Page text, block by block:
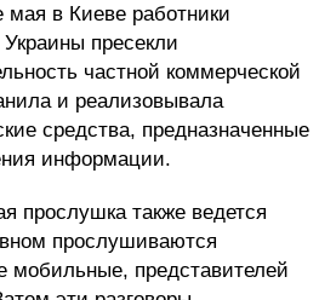
в Киеве работники
пресекли
частной коммерческой
и реализовывала
средства, предназначенные
информации.
прослушка также ведется
прослушиваются
мобильные, представителей